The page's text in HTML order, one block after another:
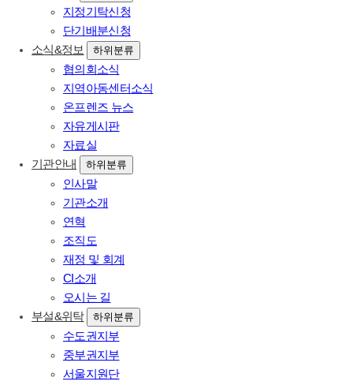
지정기탁신청
단기배분신청
소식&정보
하위분류
협의회소식
지역아동센터소식
온프렌즈 뉴스
자유게시판
자료실
기관안내
하위분류
인사말
기관소개
연혁
조직도
재정 및 회계
CI소개
오시는 길
부설&위탁
하위분류
수도권지부
중부권지부
서울지원단